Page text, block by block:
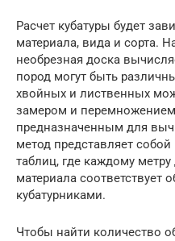
Расчет кубатуры будет
материала, вида и сорта.
необрезная доска
пород могут быть
хвойных и лиственных
замером и перемножением
предназначенным для
метод представляет
таблиц, где каждому
материала соответствует
кубатурниками.
Чтобы найти количество